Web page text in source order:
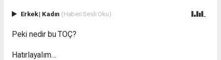
Erkek| Kadın (Haberi Sesli Oku)
Peki nedir bu TOÇ?
Hatırlayalım…